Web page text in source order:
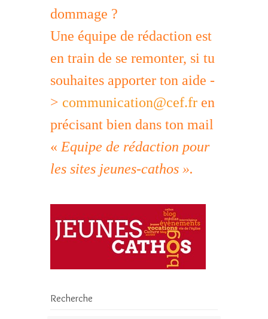
dommage ?
Une équipe de rédaction est
en train de se remonter, si tu
souhaites apporter ton aide -
> communication@cef.fr en
précisant bien dans ton mail
« Equipe de rédaction pour
les sites jeunes-cathos ».
Recherche